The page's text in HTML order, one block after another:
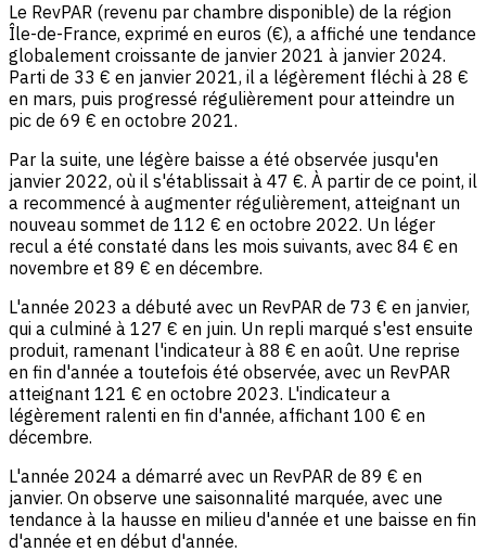
Le RevPAR (revenu par chambre disponible) de la région
Île-de-France, exprimé en euros (€), a affiché une tendance
globalement croissante de janvier 2021 à janvier 2024.
Parti de 33 € en janvier 2021, il a légèrement fléchi à 28 €
en mars, puis progressé régulièrement pour atteindre un
pic de 69 € en octobre 2021.
Par la suite, une légère baisse a été observée jusqu'en
janvier 2022, où il s'établissait à 47 €. À partir de ce point, il
a recommencé à augmenter régulièrement, atteignant un
nouveau sommet de 112 € en octobre 2022. Un léger
recul a été constaté dans les mois suivants, avec 84 € en
novembre et 89 € en décembre.
L'année 2023 a débuté avec un RevPAR de 73 € en janvier,
qui a culminé à 127 € en juin. Un repli marqué s'est ensuite
produit, ramenant l'indicateur à 88 € en août. Une reprise
en fin d'année a toutefois été observée, avec un RevPAR
atteignant 121 € en octobre 2023. L'indicateur a
légèrement ralenti en fin d'année, affichant 100 € en
décembre.
L'année 2024 a démarré avec un RevPAR de 89 € en
janvier. On observe une saisonnalité marquée, avec une
tendance à la hausse en milieu d'année et une baisse en fin
d'année et en début d'année.